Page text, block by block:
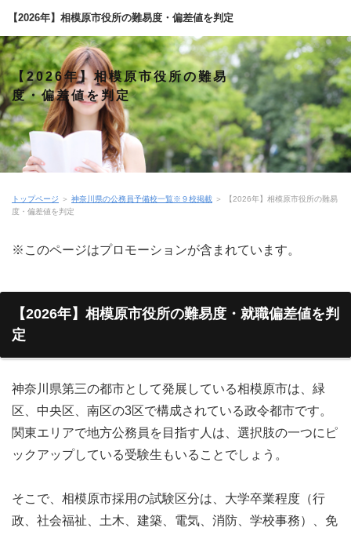
【2026年】相模原市役所の難易度・偏差値を判定
【2026年】相模原市役所の難易
度・偏差値を判定
トップページ ＞ 神奈川県の公務員予備校一覧※９校掲載 ＞
【2026年】相模原市役所の難易
度・偏差値を判定
※このページはプロモーションが含まれています。
【2026年】相模原市役所の難易度・就職偏差値を判
定
神奈川県第三の都市として発展している相模原市は、緑
区、中央区、南区の3区で構成されている政令都市です。
関東エリアで地方公務員を目指す人は、選択肢の一つにピ
ックアップしている受験生もいることでしょう。
そこで、相模原市採用の試験区分は、大学卒業程度（行
政、社会福祉、土木、建築、電気、消防、学校事務）、免